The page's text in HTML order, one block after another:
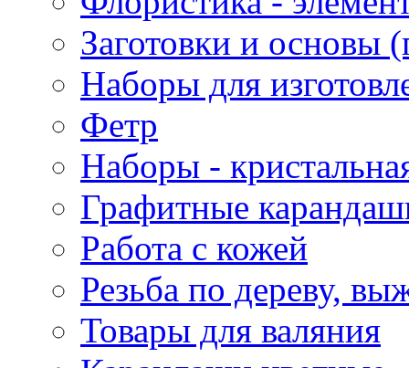
Заготовки и основы
Наборы для
Фетр
Наборы -
Графитные
Работа с кожей
Резьба по дереву,
Товары для валяния